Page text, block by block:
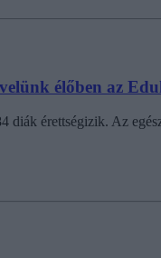
élőben az
érettségizik. Az